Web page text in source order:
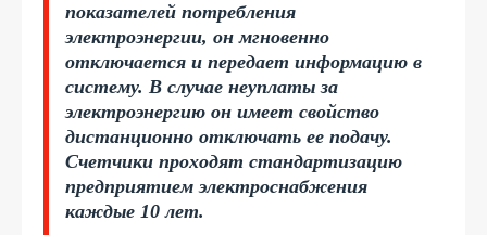
показателей потребления
электроэнергии, он мгновенно
отключается и передает информацию в
систему. В случае неуплаты за
электроэнергию он имеет свойство
дистанционно отключать ее подачу.
Счетчики проходят стандартизацию
предприятием электроснабжения
каждые 10 лет.